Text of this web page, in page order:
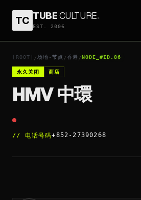
TC TUBECULTURE.
EST. 2006
[ROOT] /场地·节点 /香港 /NODE_#ID.86
永久关闭 商店
HMV 中環
// 电话号码+852-27390268
HMV 中環